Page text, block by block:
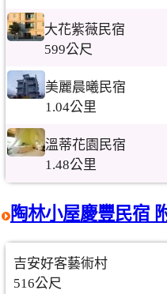
大花紫薇民宿
599公尺
美麗晨曦民宿
1.04公里
溫蒂花園民宿
1.48公里
陶林小屋慶豐民宿
吉安好客藝術村
516公尺